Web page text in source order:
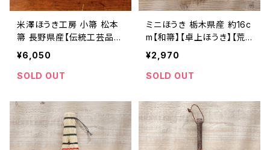
米澤ほうき工房 小箒 松本
箒 長野県産【伝統工芸品】
【民藝品】【掃除道具】【ギフ
ト プレゼント】【父の日 お誕
生日】
¥6,050
SOLD OUT
ミニほうき 栃木県産 約16c
m【和箒】【卓上ほうき】【荒
物】【松野屋】【民藝品】【父
の日 お誕生日】
¥2,970
SOLD OUT